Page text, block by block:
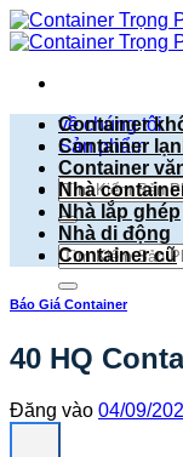
Bỏ
qua
dung
về chúng tôi
Sản phẩm
Tìm
kiếm:
Tìm
kiếm:
Container
Container
Container
Nhà
Nhà lắp ghép
Nhà di động
Container cũ
Báo Giá Container
40 HQ
Đăng vào 04/09/